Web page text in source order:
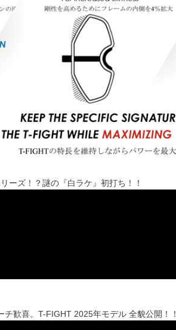
ーズ！？謎の『白ラケ』初打ち！！
歓喜。T-FIGHT 2025年モデル 全貌公開！！